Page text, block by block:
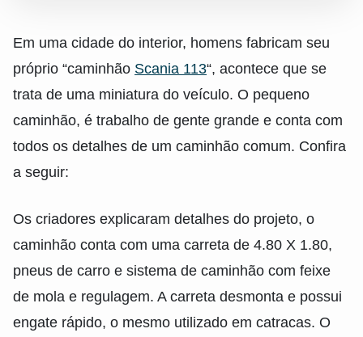
Em uma cidade do interior, homens fabricam seu
próprio “caminhão Scania 113“, acontece que se
trata de uma miniatura do veículo. O pequeno
caminhão, é trabalho de gente grande e conta com
todos os detalhes de um caminhão comum. Confira
a seguir:
Os criadores explicaram detalhes do projeto, o
caminhão conta com uma carreta de 4.80 X 1.80,
pneus de carro e sistema de caminhão com feixe
de mola e regulagem. A carreta desmonta e possui
engate rápido, o mesmo utilizado em catracas. O